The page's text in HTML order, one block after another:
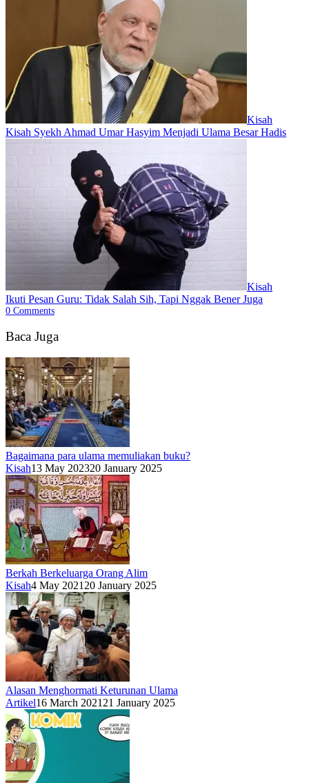
Kisah
Kisah Syekh Ahmad Umar Hasyim Menjadi Ulama Besar Hadis
Kisah
Ikuti Pesan Guru: Tidak Salah Sih, Tapi Nggak Bener Juga
0 Comments
Baca Juga
Bagaimana para ulama memuliakan buku?
Kisah13 May 202320 January 2025
Berkah Berkeluarga Orang Alim
Kisah4 May 2021 20 January 2025
Alasan Menghormati Keturunan Ulama
Artikel16 March 2021 21 January 2025